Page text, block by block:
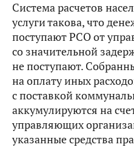
Система расчетов
услуги такова, что
поступают РСО от
со значительной
не поступают.
на оплату иных
с поставкой
аккумулируются на
управляющих
указанные средства